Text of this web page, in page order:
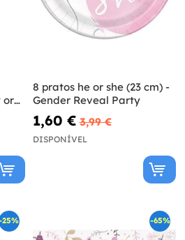
or
8 pratos he or she (23 cm) -
Gender Reveal Party
1,60 € 3,99 €
DISPONÍVEL
25% -65%